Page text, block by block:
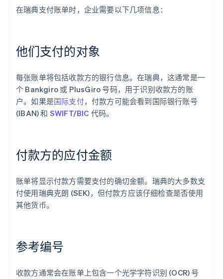
在瑞典支付账单时，企业需要以下几项信息：
他们支付的对象
每张账单将包括收款方的银行信息。在瑞典，这通常是一
个 Bankgiro 或 PlusGiro 号码，用于识别收款方的账
户。如果是国际支付，付款方可能会看到国际银行账号
(IBAN) 和 SWIFT/BIC 代码。
付款方的应付金额
账单将显示付款方需要支付的确切金额。瑞典的大多数支
付使用瑞典克朗 (SEK)，但付款方应该仔细检查是否使用
其他货币。
参考编号
收款方通常会在账单上包含一个光学字符识别 (OCR) 号